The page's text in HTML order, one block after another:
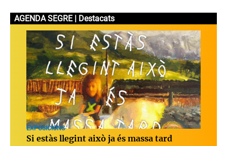
AGENDA SEGRE | Destacats
EXPOSICIONS
Si estàs llegint això ja és massa tard